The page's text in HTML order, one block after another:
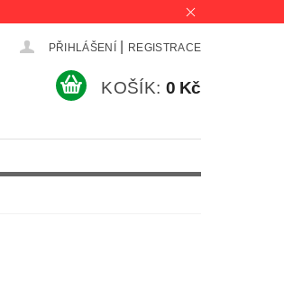
PŘIHLÁŠENÍ REGISTRACE
KOŠÍK: 0 Kč